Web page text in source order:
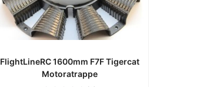
FlightLineRC 1600mm F7F Tigercat
Motoratrappe